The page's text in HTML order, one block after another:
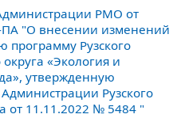
РМО от
"О внесении изменений
программу Рузского
«Экология и
утвержденную
Рузского
от 11.11.2022 № 5484 "